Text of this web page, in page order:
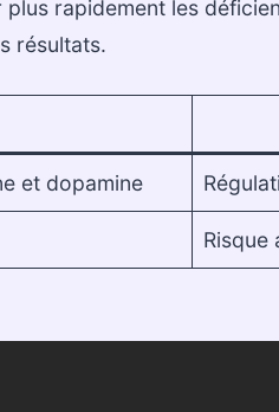
rapidement les
résultats.
et dopamine
Risque